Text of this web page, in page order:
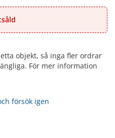
objekt, så inga fler ordrar
För mer information
försök igen